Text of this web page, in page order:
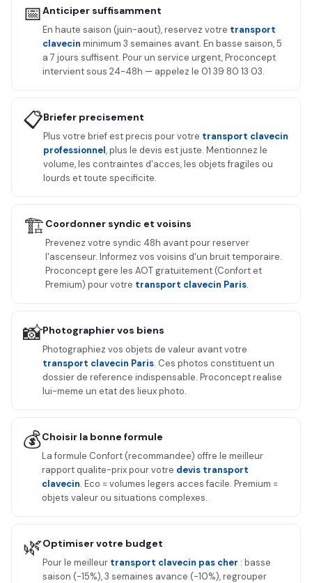
📅Anticiper suffisamment
En haute saison (juin-aout), reservez votre transport
clavecin minimum 3 semaines avant. En basse saison, 5
a 7 jours suffisent. Pour un service urgent, Proconcept
intervient sous 24-48h — appelez le 01 39 80 13 03.
📋Briefer precisement
Plus votre brief est precis pour votre transport clavecin
professionnel, plus le devis est juste. Mentionnez le
volume, les contraintes d'acces, les objets fragiles ou
lourds et toute specificite.
🏗️ Coordonner syndic et voisins
Prevenez votre syndic 48h avant pour reserver
l'ascenseur. Informez vos voisins d'un bruit temporaire.
Proconcept gere les AOT gratuitement (Confort et
Premium) pour votre transport clavecin Paris.
📸Photographier vos biens
Photographiez vos objets de valeur avant votre
transport clavecin Paris. Ces photos constituent un
dossier de reference indispensable. Proconcept realise
lui-meme un etat des lieux photo.
💰Choisir la bonne formule
La formule Confort (recommandee) offre le meilleur
rapport qualite-prix pour votre devis transport
clavecin. Eco = volumes legers acces facile. Premium =
objets valeur ou situations complexes.
🌿Optimiser votre budget
Pour le meilleur transport clavecin pas cher : basse
saison (-15%), 3 semaines avance (-10%), regrouper